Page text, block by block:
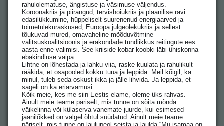
rahulolematuse, ängistuse ja väsimuse väljendus.
Koroonakriis ja piirangud, tervishoiukriis ja plaanilise ravi
edasilükkumine, hüppeliselt suurenenud energiaarved ja
toimetulekuraskused, Euroopa julgeolekukriis ja sellest
tõukuvad mured, omavaheline mõõduvõtmine
valitsuskoalitsioonis ja erakondade tundlikkus reitingute ees
aasta enne valimisi. See kriiside kobar koobki läbi ühiskonna
ebakindluse vaipa.
Lihtne on lõhestada ja lahku viia, raske kuulata ja rahulikult
rääkida, et osapooled kokku tuua ja leppida. Meil kõigil, ka
minul, tuleb seda oskust ikka ja jälle lihvida. Ja leppida, et
sageli on ka eriarvamusi.
Kõik meie, kes me siin Eestis elame, oleme üks rahvas.
Ainult meie teame päriselt, mis tunne on sõita mõnda
väikelinna või külaserva vanemate juurde, kui esimesed
jaanilõkked on valgel õhtul süüdatud. Ainult meie teame
päriselt, mis tunne on laulupeol seista ja laulda “Mu isamaa on